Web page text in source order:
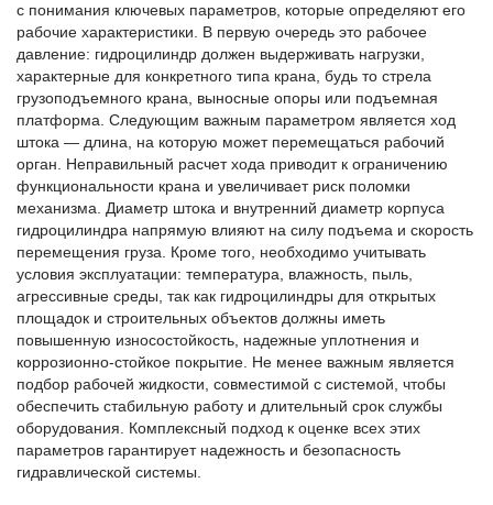
с понимания ключевых параметров, которые определяют его
рабочие характеристики. В первую очередь это рабочее
давление: гидроцилиндр должен выдерживать нагрузки,
характерные для конкретного типа крана, будь то стрела
грузоподъемного крана, выносные опоры или подъемная
платформа. Следующим важным параметром является ход
штока — длина, на которую может перемещаться рабочий
орган. Неправильный расчет хода приводит к ограничению
функциональности крана и увеличивает риск поломки
механизма. Диаметр штока и внутренний диаметр корпуса
гидроцилиндра напрямую влияют на силу подъема и скорость
перемещения груза. Кроме того, необходимо учитывать
условия эксплуатации: температура, влажность, пыль,
агрессивные среды, так как гидроцилиндры для открытых
площадок и строительных объектов должны иметь
повышенную износостойкость, надежные уплотнения и
коррозионно-стойкое покрытие. Не менее важным является
подбор рабочей жидкости, совместимой с системой, чтобы
обеспечить стабильную работу и длительный срок службы
оборудования. Комплексный подход к оценке всех этих
параметров гарантирует надежность и безопасность
гидравлической системы.